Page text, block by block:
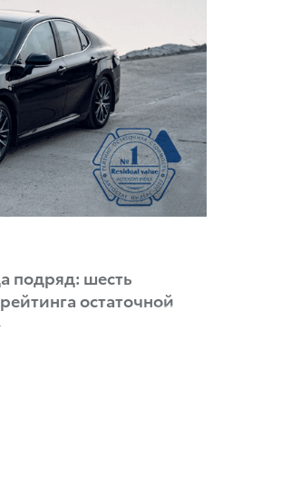
подряд: шесть
остаточной